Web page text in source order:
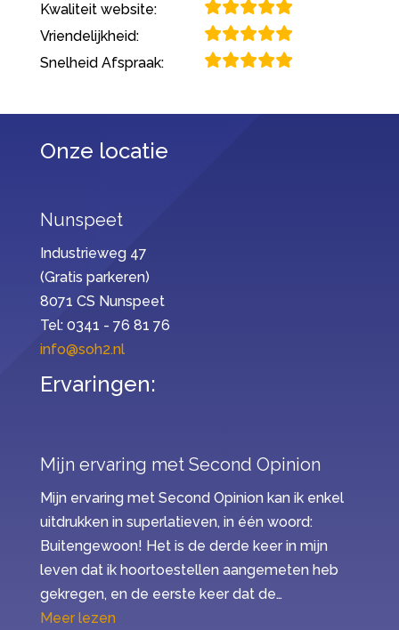
Kwaliteit website:
Vriendelijkheid:
Snelheid Afspraak:
Onze locatie
Nunspeet
Industrieweg 47
(Gratis parkeren)
8071 CS Nunspeet
Tel: 0341 - 76 81 76
info@soh2.nl
Ervaringen:
Mijn ervaring met Second Opinion
Mijn ervaring met Second Opinion kan ik enkel
uitdrukken in superlatieven, in één woord:
Buitengewoon! Het is de derde keer in mijn
leven dat ik hoortoestellen aangemeten heb
gekregen, en de eerste keer dat de…
Meer lezen“Mijn ervaring met Second Opinion”